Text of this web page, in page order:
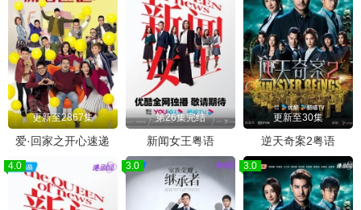
更新至2867集
爱·回家之开心速递
第26集完结
新闻女王粤语
更新至30集
逆天奇案2粤语
4.0 3.0 3.0